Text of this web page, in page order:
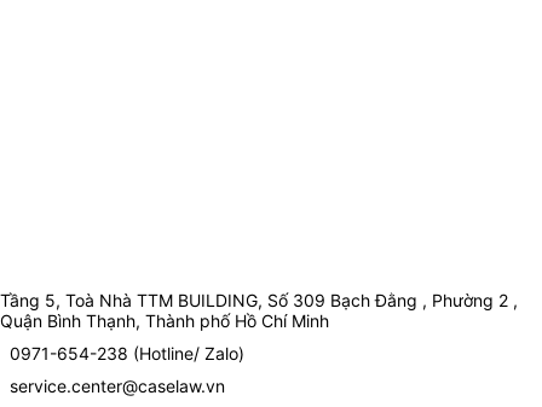
Tầng 5, Toà Nhà TTM BUILDING, Số 309 Bạch Đằng , Phường 2 ,
Quận Bình Thạnh, Thành phố Hồ Chí Minh
0971-654-238 (Hotline/ Zalo)
service.center@caselaw.vn